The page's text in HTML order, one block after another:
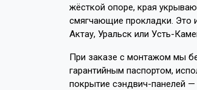
жёсткой опоре, края
смягчающие прокладки. Это
Актау, Уральск или Усть-
При заказе с монтажом мы
гарантийным паспортом,
покрытие сэндвич-панелей —